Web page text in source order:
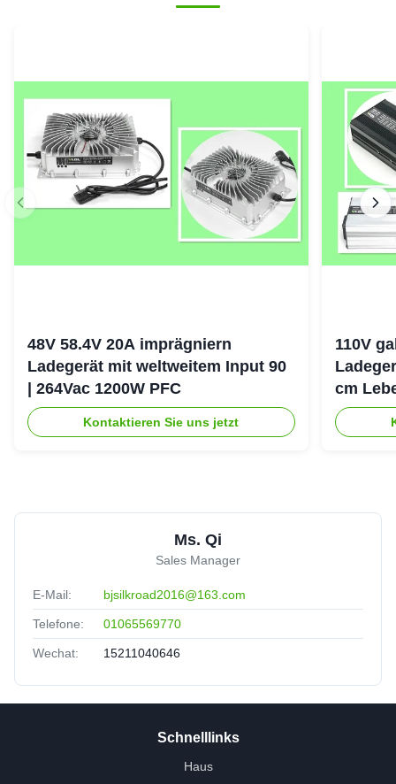
48V 58.4V 20A imprägniern
Ladegerät mit weltweitem Input 90
| 264Vac 1200W PFC
Kontaktieren Sie uns jetzt
110V
cm
Ms. Qi
Sales Manager
E-Mail: bjsilkroad2016@163.com
Telefone: 01065569770
Wechat: 15211040646
Schnelllinks
Haus